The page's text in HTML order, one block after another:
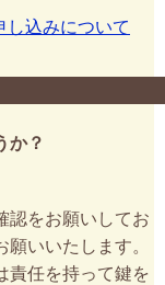
し込みについて
か？
認をお願いしてお
いいたします。
責任を持って鍵を